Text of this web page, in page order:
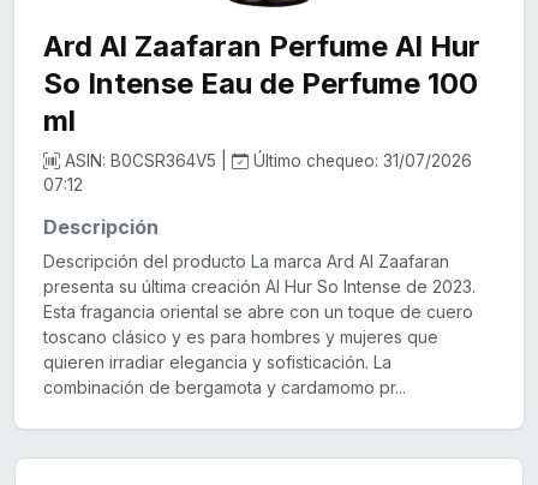
Ard Al Zaafaran Perfume Al Hur
So Intense Eau de Perfume 100
ml
ASIN: B0CSR364V5 |
Último chequeo: 31/07/2026
07:12
Descripción
Descripción del producto La marca Ard Al Zaafaran
presenta su última creación Al Hur So Intense de 2023.
Esta fragancia oriental se abre con un toque de cuero
toscano clásico y es para hombres y mujeres que
quieren irradiar elegancia y sofisticación. La
combinación de bergamota y cardamomo pr...